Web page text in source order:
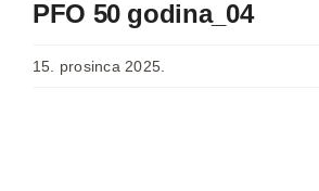
PFO 50 godina_04
15. prosinca 2025.